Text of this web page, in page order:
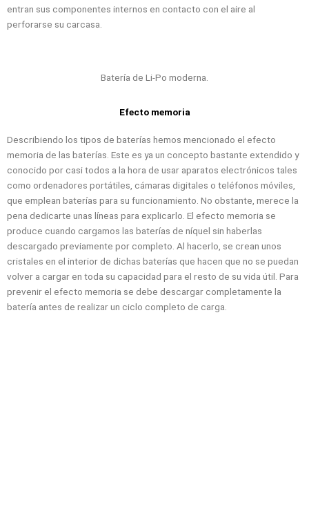
entran sus componentes internos en contacto con el aire al
perforarse su carcasa.
Batería de Li-Po moderna.
Efecto memoria
Describiendo los tipos de baterías hemos mencionado el efecto
memoria de las baterías. Este es ya un concepto bastante extendido y
conocido por casi todos a la hora de usar aparatos electrónicos tales
como ordenadores portátiles, cámaras digitales o teléfonos móviles,
que emplean baterías para su funcionamiento. No obstante, merece la
pena dedicarte unas líneas para explicarlo. El efecto memoria se
produce cuando cargamos las baterías de níquel sin haberlas
descargado previamente por completo. Al hacerlo, se crean unos
cristales en el interior de dichas baterías que hacen que no se puedan
volver a cargar en toda su capacidad para el resto de su vida útil. Para
prevenir el efecto memoria se debe descargar completamente la
batería antes de realizar un ciclo completo de carga.